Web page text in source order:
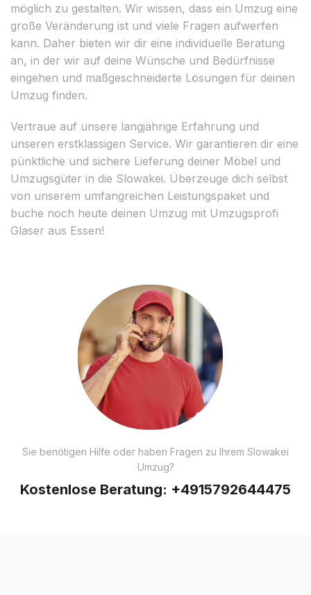
möglich zu gestalten. Wir wissen, dass ein Umzug eine
große Veränderung ist und viele Fragen aufwerfen
kann. Daher bieten wir dir eine individuelle Beratung
an, in der wir auf deine Wünsche und Bedürfnisse
eingehen und maßgeschneiderte Lösungen für deinen
Umzug finden.
Vertraue auf unsere langjährige Erfahrung und
unseren erstklassigen Service. Wir garantieren dir eine
pünktliche und sichere Lieferung deiner Möbel und
Umzugsgüter in die Slowakei. Überzeuge dich selbst
von unserem umfangreichen Leistungspaket und
buche noch heute deinen Umzug mit Umzugsprofi
Glaser aus Essen!
Sie benötigen Hilfe oder haben Fragen zu Ihrem Slowakei
Umzug?
Kostenlose Beratung: +4915792644475